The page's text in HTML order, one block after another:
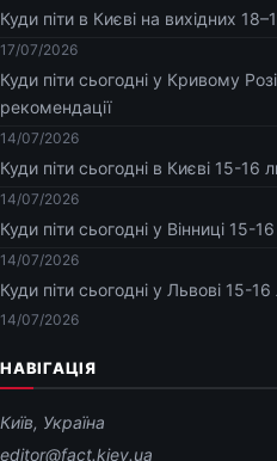
Куди піти в Києві на вихідних
17/07/2026
Куди піти сьогодні у Кривому
рекомендації
14/07/2026
Куди піти сьогодні в Києві 15-
14/07/2026
Куди піти сьогодні у Вінниці 15-
14/07/2026
Куди піти сьогодні у Львові 15-
14/07/2026
НАВІГАЦІЯ
Київ, Україна
editor@fact.kiev.ua